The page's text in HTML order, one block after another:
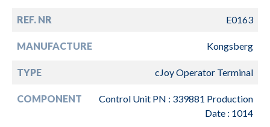
REF. NR E0163
MANUFACTURE Kongsberg
TYPE cJoy Operator Terminal
COMPONENT
Control Unit PN : 339881 Production
Date : 1014